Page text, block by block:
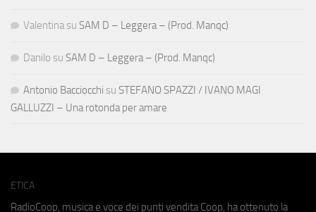
Valentina su SAM D – Leggera – (Prod. Manqc)
Danilo su SAM D – Leggera – (Prod. Manqc)
Antonio Bacciocchi su STEFANO SPAZZI / IVANO MAGI
GALLUZZI – Una rotonda per amare
ETICA
RadioCoop, musica e voce dei punti vendita Coop, ha ottenuto la